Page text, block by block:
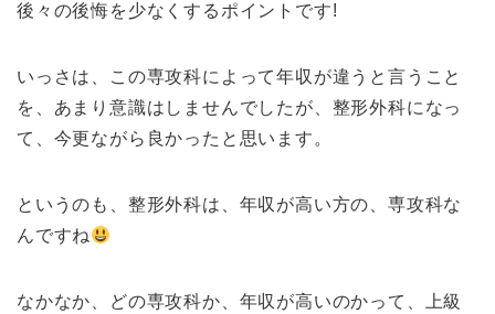
後々の後悔を少なくするポイントです!
いっさは、この専攻科によって年収が違うと言うこと
を、あまり意識はしませんでしたが、整形外科になっ
て、今更ながら良かったと思います。
というのも、整形外科は、年収が高い方の、専攻科な
んですね
なかなか、どの専攻科か、年収が高いのかって、上級